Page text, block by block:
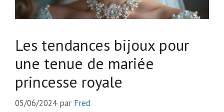
Les tendances bijoux pour
une tenue de mariée
princesse royale
05/06/2024 par Fred